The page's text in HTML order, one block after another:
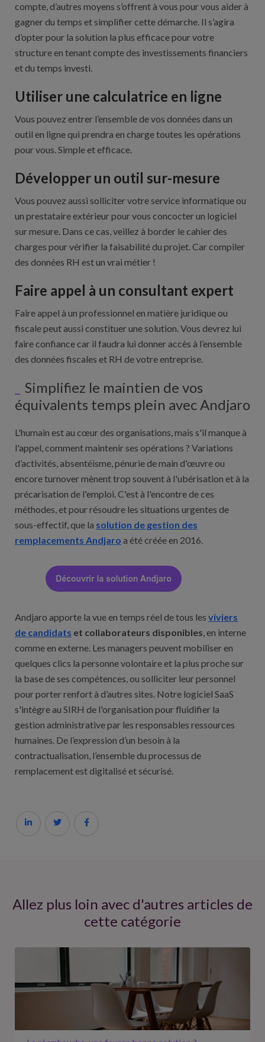
compte, d’autres moyens s’offrent à vous pour vous aider à
gagner du temps et simplifier cette démarche. Il s’agira
d’opter pour la solution la plus efficace pour votre
structure en tenant compte des investissements financiers
et du temps investi.
Utiliser une calculatrice en ligne
Vous pouvez entrer l’ensemble de vos données dans un
outil en ligne qui prendra en charge toutes les opérations
pour vous. Simple et efficace.
Développer un outil sur-mesure
Vous pouvez aussi solliciter votre service informatique ou
un prestataire extérieur pour vous concocter un logiciel
sur mesure. Dans ce cas, veillez à border le cahier des
charges pour vérifier la faisabilité du projet. Car compiler
des données RH est un vrai métier !
Faire appel à un consultant expert
Faire appel à un professionnel en matière juridique ou
fiscale peut aussi constituer une solution. Vous devrez lui
faire confiance car il faudra lui donner accès à l’ensemble
des données fiscales et RH de votre entreprise.
Simplifiez le maintien de vos
équivalents temps plein avec Andjaro
L'humain est au cœur des organisations, mais s'il manque à
l'appel, comment maintenir ses opérations ? Variations
d’activités, absentéisme, pénurie de main d'œuvre ou
encore turnover mènent trop souvent à l'ubérisation et à la
précarisation de l'emploi. C'est à l'encontre de ces
méthodes, et pour résoudre les situations urgentes de
sous-effectif, que la solution de gestion des
remplacements Andjaro a été créée en 2016.
Andjaro apporte la vue en temps réel de tous les viviers
de candidats et collaborateurs disponibles , en interne
comme en externe. Les managers peuvent mobiliser en
quelques clics la personne volontaire et la plus proche sur
la base de ses compétences, ou solliciter leur personnel
pour porter renfort à d’autres sites. Notre logiciel SaaS
s'intègre au SIRH de l'organisation pour fluidifier la
gestion administrative par les responsables ressources
humaines. De l’expression d’un besoin à la
contractualisation, l’ensemble du processus de
remplacement est digitalisé et sécurisé.
  
Allez plus loin avec d'autres articles de
cette catégorie